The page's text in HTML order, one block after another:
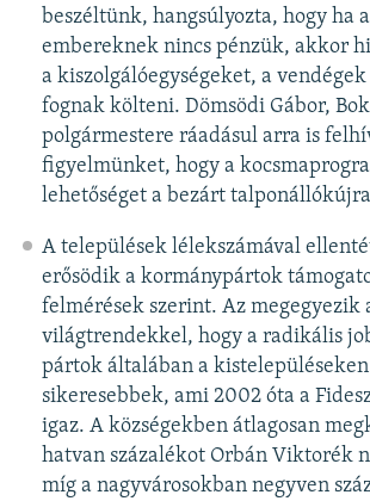
beszéltünk, hangsúlyozta, hogy ha
embereknek nincs pénzük, akkor
a kiszolgálóegységeket, a
fognak költeni. Dömsödi Gábor,
polgármestere ráadásul arra is
figyelmünket, hogy a
lehetőséget a bezárt
A települések lélekszámával
erősödik a kormánypártok
felmérések szerint. Az megegyezik
világtrendekkel, hogy a radikális
pártok általában a kistelepüléseken
sikeresebbek, ami 2002 óta a
igaz. A községekben átlagosan
hatvan százalékot Orbán Viktorék
míg a nagyvárosokban negyven